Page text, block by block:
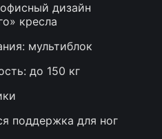
дизайн
кресла
мультиблок
до 150 кг
поддержка для ног